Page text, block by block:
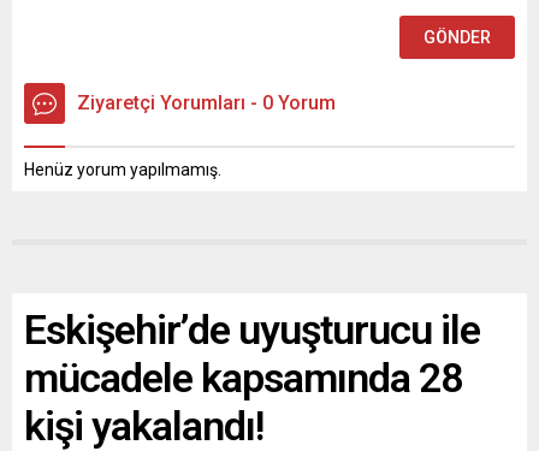
Ziyaretçi Yorumları - 0 Yorum
Henüz yorum yapılmamış.
Eskişehir’de uyuşturucu ile
mücadele kapsamında 28
kişi yakalandı!